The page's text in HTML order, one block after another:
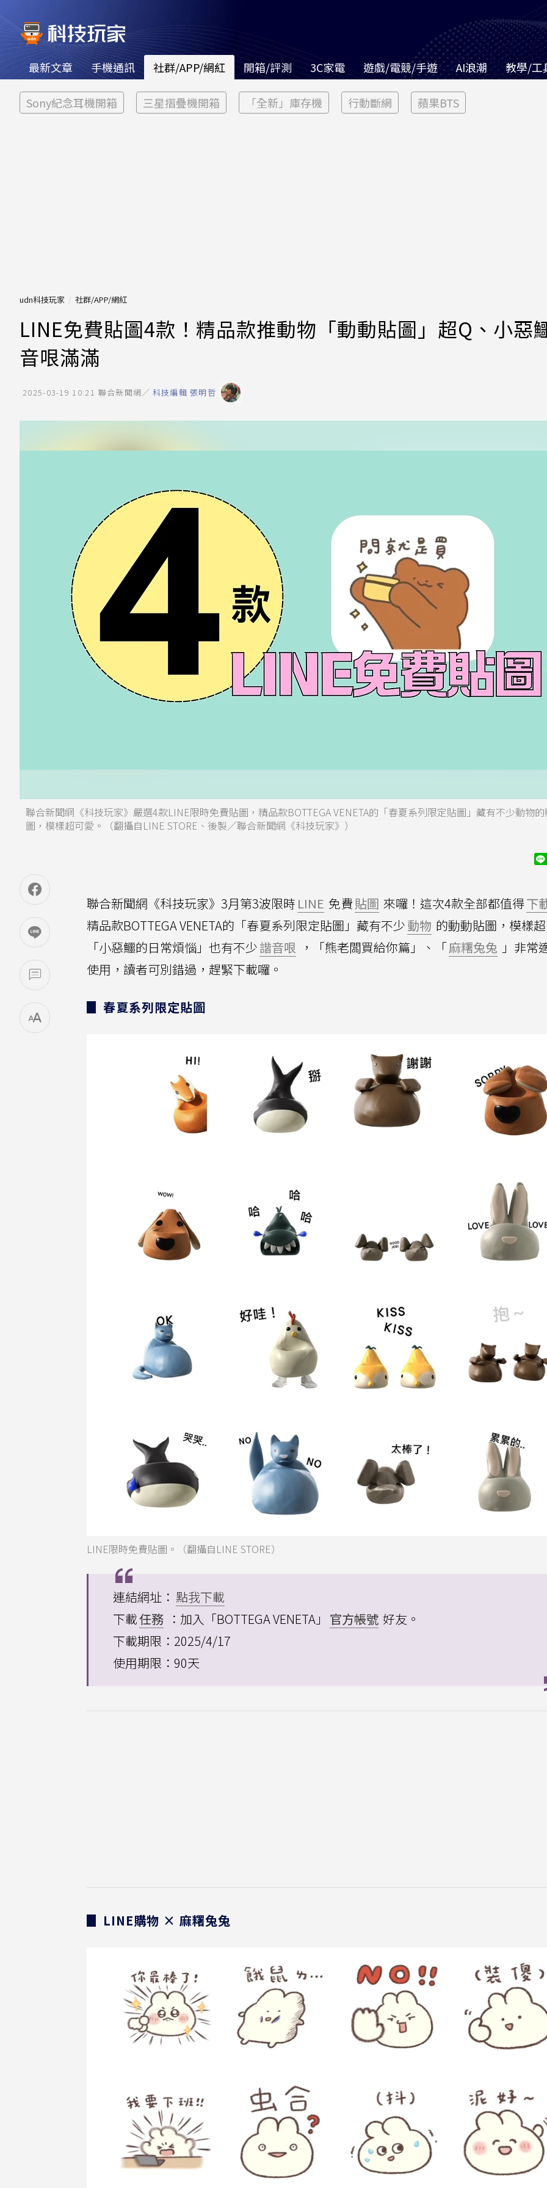
最新文章 手機通訊 社群/APP/網紅 開箱/評測 3C家電 遊戲/電競/手遊 AI浪潮 教學/工
Sony紀念耳機開箱 三星摺疊機開箱 「全新」庫存機 行動斷網 蘋果BTS
udn科技玩家 社群/APP/網紅
LINE免費貼圖4款！精品款推動物「動動貼圖」超Q、小惡
音哏滿滿
2025-03-19 10:21 聯合新聞網／ 科技編輯 張明哲
聯合新聞網《科技玩家》嚴選4款LINE限時免費貼圖，精品款BOTTEGA VENETA的「春夏系列限定貼圖」藏有不少動物
圖，模樣超可愛。（翻攝自LINE STORE、後製／聯合新聞網《科技玩家》）
聯合新聞網《科技玩家》3月第3波限時 LINE 免費貼圖 來囉！這次4款全部都值得下
精品款BOTTEGA VENETA的「春夏系列限定貼圖」藏有不少動物 的動動貼圖，模樣
「小惡鱷的日常煩惱」也有不少諧音哏 ，「熊老闆買給你篇」、「麻糬兔兔 」非常
使用，讀者可別錯過，趕緊下載囉。
▊ 春夏系列限定貼圖
LINE限時免費貼圖。（翻攝自LINE STORE）
連結網址： 點我下載
下載任務 ：加入「BOTTEGA VENETA」 官方帳號 好友。
下載期限：2025/4/17
使用期限：90天
▊ LINE購物 × 麻糬兔兔